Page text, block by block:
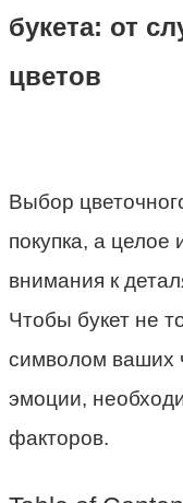
букета: от
цветов
Выбор
покупка, а целое
внимания к
Чтобы букет не
символом ваших
эмоции,
факторов.